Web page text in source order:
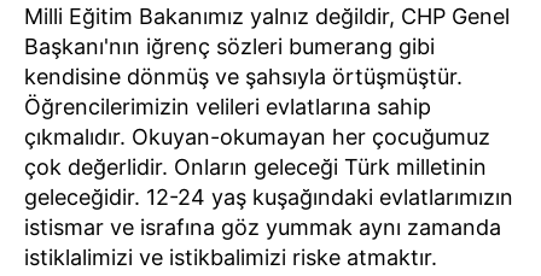
Milli Eğitim Bakanımız yalnız değildir, CHP Genel
Başkanı'nın iğrenç sözleri bumerang gibi
kendisine dönmüş ve şahsıyla örtüşmüştür.
Öğrencilerimizin velileri evlatlarına sahip
çıkmalıdır. Okuyan-okumayan her çocuğumuz
çok değerlidir. Onların geleceği Türk milletinin
geleceğidir. 12-24 yaş kuşağındaki evlatlarımızın
istismar ve israfına göz yummak aynı zamanda
istiklalimizi ve istikbalimizi riske atmaktır.